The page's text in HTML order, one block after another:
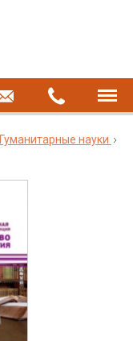
Гуманитарные науки